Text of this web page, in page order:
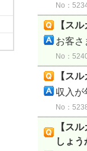
No：
【ス
お客さ
No：
【ス
収入が
No：
【ス
しょう